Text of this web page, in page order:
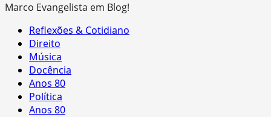
Marco Evangelista em Blog!
Primary
Menu
Reflexões & Cotidiano
Direito
Música
Docência
Anos 80
Política
Anos 80